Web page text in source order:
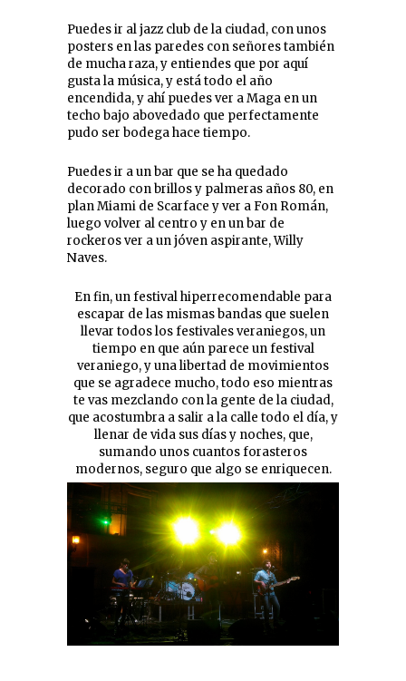
Puedes ir al jazz club de la ciudad, con unos
posters en las paredes con señores también
de mucha raza, y entiendes que por aquí
gusta la música, y está todo el año
encendida, y ahí puedes ver a Maga en un
techo bajo abovedado que perfectamente
pudo ser bodega hace tiempo.
Puedes ir a un bar que se ha quedado
decorado con brillos y palmeras años 80, en
plan Miami de Scarface y ver a Fon Román,
luego volver al centro y en un bar de
rockeros ver a un jóven aspirante, Willy
Naves.
En fin, un festival hiperrecomendable para
escapar de las mismas bandas que suelen
llevar todos los festivales veraniegos, un
tiempo en que aún parece un festival
veraniego, y una libertad de movimientos
que se agradece mucho, todo eso mientras
te vas mezclando con la gente de la ciudad,
que acostumbra a salir a la calle todo el día, y
llenar de vida sus días y noches, que,
sumando unos cuantos forasteros
modernos, seguro que algo se enriquecen.